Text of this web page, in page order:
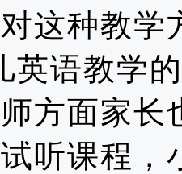
这种教学
英语教学
师方面家
听课程，